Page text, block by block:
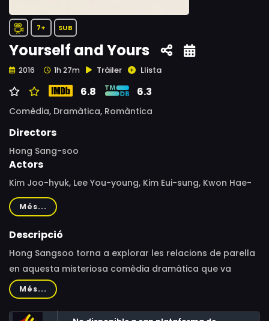
7+ SUB
Yourself and Yours
2016 1h 27m Tràiler Llista
6.8 6.3
Comèdia, Dramàtica, Romàntica
Directors
Hong Sang-soo
Actors
Kim Joo-hyuk, Lee You-young, Kim Eui-sung, Kwon Hae-
hyo, Yu Jun-sang, Bek Hyun-jin, Gong Min-jeung
Més...
Descripció
Hong Sangsoo torna a explorar les relacions de parella
en aquesta misteriosa comèdia dramàtica que va
aconseguir el Premi al Millor Director al Festival de Sant
Sebastià. Una nit, el Youngsoo i la seva xicota Minjung
discuteixen pel suposat flirteig de la noia amb un
Més...